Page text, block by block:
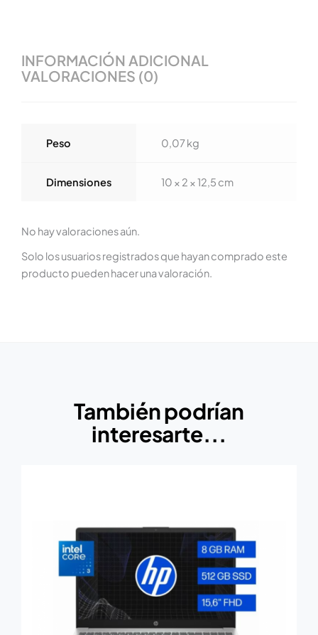
INFORMACIÓN ADICIONAL
VALORACIONES (0)
Peso 0,07 kg
Dimensiones 10 × 2 × 12,5 cm
No hay valoraciones aún.
Solo los usuarios registrados que hayan comprado este
producto pueden hacer una valoración.
También podrían
interesarte...